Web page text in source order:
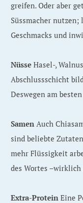
greifen. Oder aber
Süssmacher
Geschmacks und
Nüsse Hasel-,
Abschlussschicht
Deswegen am
Samen Auch
sind beliebte
mehr Flüssigkeit
des Wortes
Extra-Protein Eine